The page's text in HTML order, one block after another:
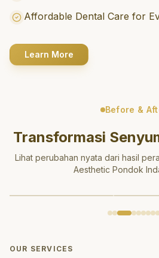
Affordable Dental Care for
Learn More
Before &
Transformasi
Lihat perubahan nyata dari hasil
Aesthetic Pondok
OUR SERVICES